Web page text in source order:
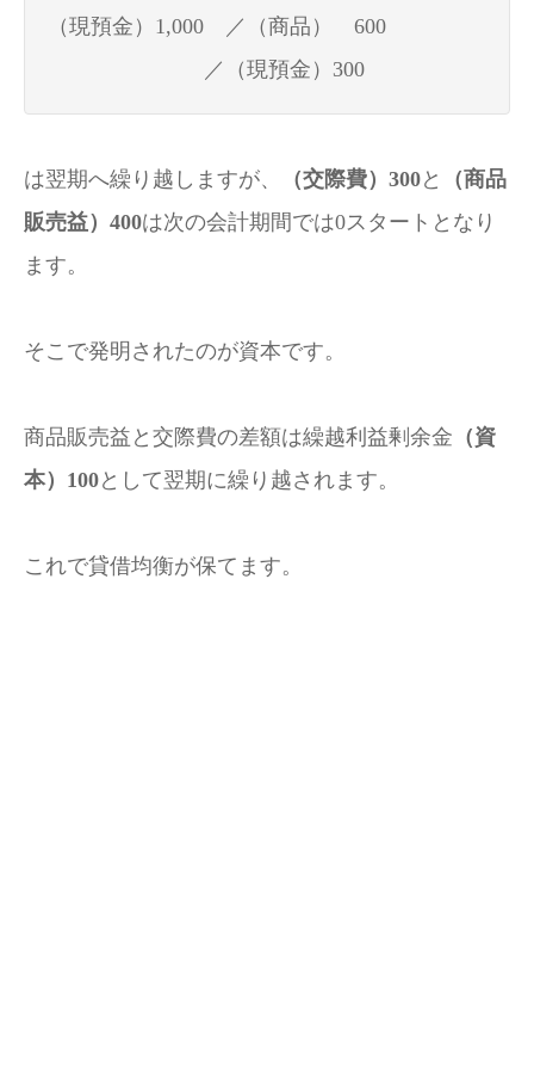
（現預金）1,000 ／（商品） 600
／（現預金）300
は翌期へ繰り越しますが、 （交際費）300と
（商品
販売益）400は次の会計期間では0スタートとなり
ます。
そこで発明されたのが資本です。
商品販売益と交際費の差額は繰越利益剰余金 （資
本）100として翌期に繰り越されます。
これで貸借均衡が保てます。